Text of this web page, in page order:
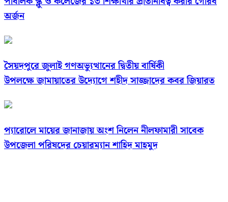
অর্জন
সৈয়দপুরে জুলাই গণঅভ্যুত্থানের দ্বিতীয় বার্ষিকী
উপলক্ষে জামায়াতের উদ্যোগে শহীদ সাজ্জাদের কবর জিয়ারত
প্যারোলে মায়ের জানাজায় অংশ নিলেন নীলফামারী সাবেক
উপজেলা পরিষদের চেয়ারম্যান শাহিদ মাহমুদ